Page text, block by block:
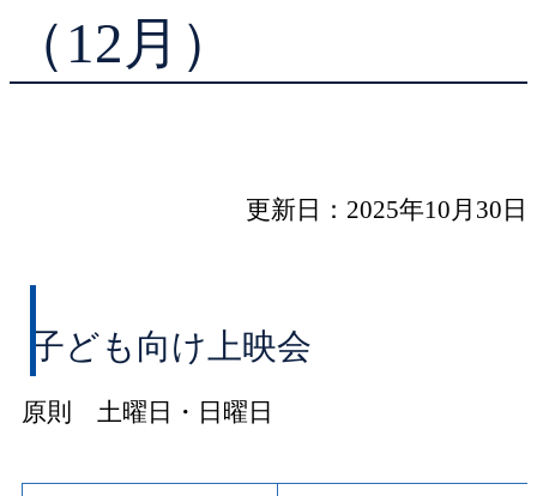
予約ランキング
（12月）
更新日：2025年10月30日
子ども向け上映会
原則 土曜日・日曜日